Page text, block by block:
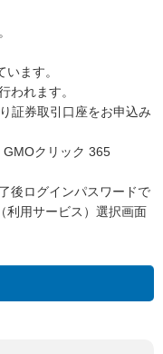
ます。
われます。
証券取引口座をお申込み
クリック 365
後ログインパスワードで
利用サービス）選択画面